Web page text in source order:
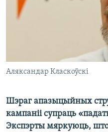
Аляксандар Класкоўскі
Шэраг апазыцыйных
кампаніі супраць
Экспэрты мяркуюць,